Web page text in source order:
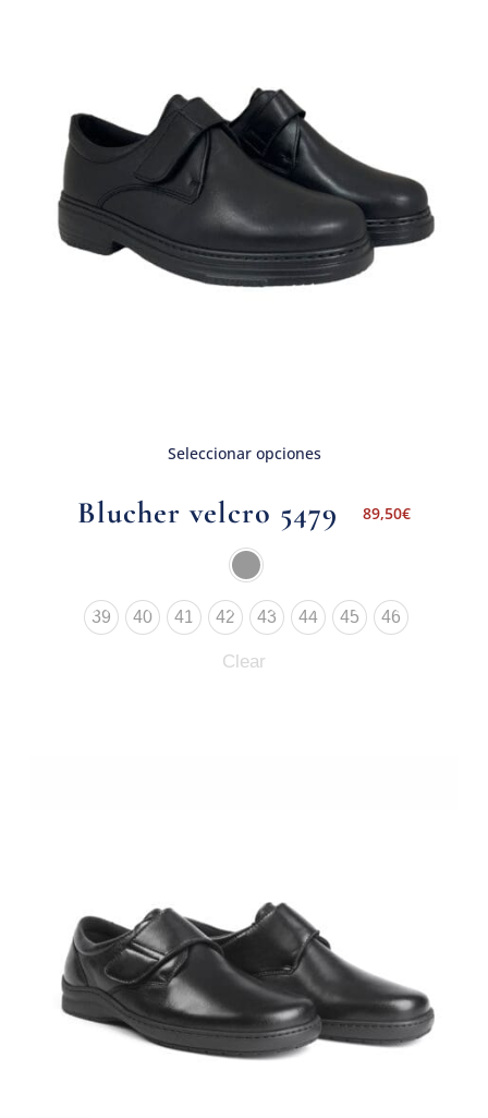
Seleccionar opciones
Blucher velcro 5479 89,50€
39 40 41 42 43 44 45 46
Clear